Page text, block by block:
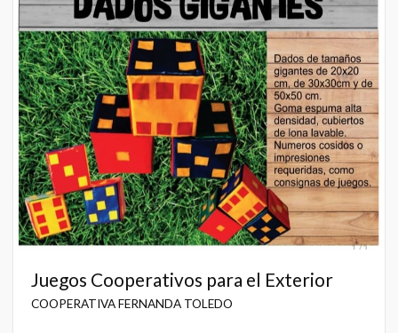
Juegos Cooperativos para el Exterior
COOPERATIVA FERNANDA TOLEDO